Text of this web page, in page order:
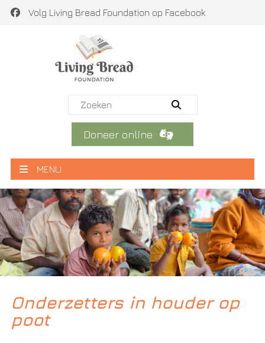
Volg Living Bread Foundation op Facebook
Doneer online
MENU
Onderzetters in houder op
poot